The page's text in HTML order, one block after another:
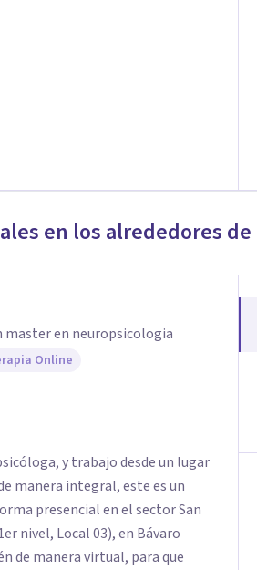
en los alrededores de
master en neuropsicologia
Online
y trabajo desde un lugar
manera integral, este es un
presencial en el sector San
nivel, Local 03), en Bávaro
de manera virtual, para que